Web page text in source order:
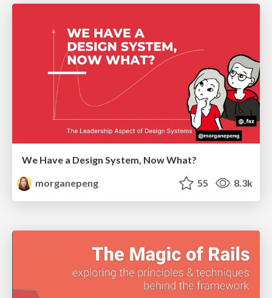
We Have a Design System, Now What?
morganepeng
55 8.3k